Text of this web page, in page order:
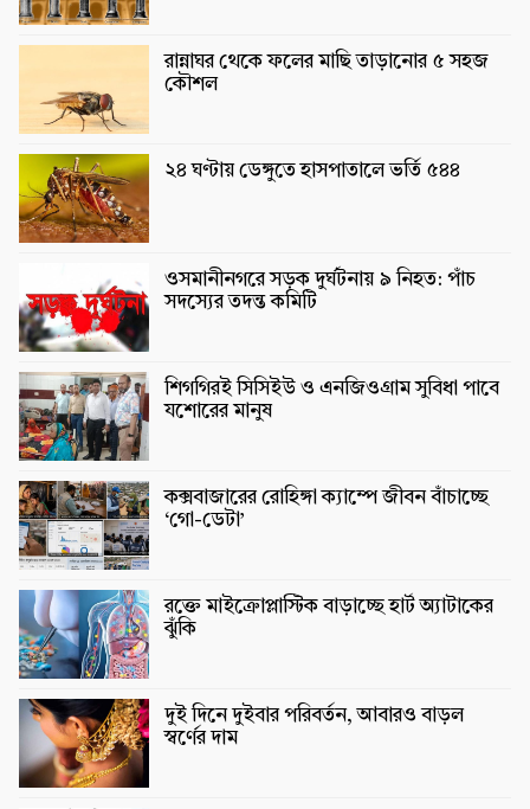
রান্নাঘর থেকে ফলের মাছি তাড়ানোর ৫ সহজ
কৌশল
২৪ ঘণ্টায় ডেঙ্গুতে হাসপাতালে ভর্তি ৫৪৪
ওসমানীনগরে সড়ক দুর্ঘটনায় ৯ নিহত: পাঁচ
সদস্যের তদন্ত কমিটি
শিগগিরই সিসিইউ ও এনজিওগ্রাম সুবিধা পাবে
যশোরের মানুষ
কক্সবাজারের রোহিঙ্গা ক্যাম্পে জীবন বাঁচাচ্ছে
‘গো-ডেটা’
রক্তে মাইক্রোপ্লাস্টিক বাড়াচ্ছে হার্ট অ্যাটাকের
ঝুঁকি
দুই দিনে দুইবার পরিবর্তন, আবারও বাড়ল
স্বর্ণের দাম